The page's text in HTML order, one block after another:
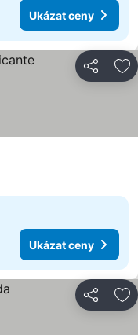
Ukázat ceny
Sdílet
Ukázat ceny
Sdílet